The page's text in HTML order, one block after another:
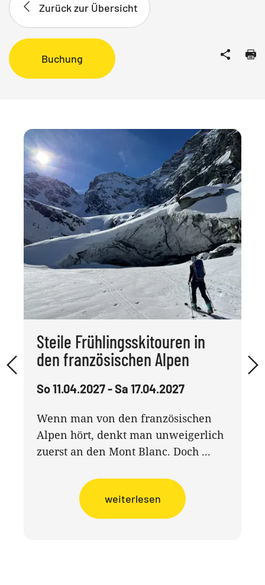
Zurück zur Übersicht
Buchung
Steile Frühlingsskitouren in
den französischen Alpen
So 11.04.2027 - Sa 17.04.2027
Wenn man von den französischen
Alpen hört, denkt man unweigerlich
zuerst an den Mont Blanc. Doch ...
weiterlesen